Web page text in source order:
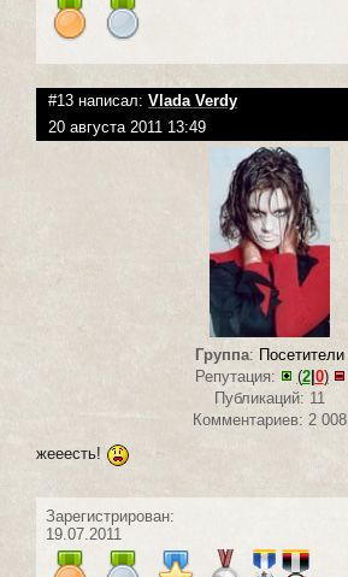
#13 написал: Vlada Verdy
20 августа 2011 13:49
Группа: Посетители
Репутация:
(2|0)
Публикаций: 11
Комментариев: 2 008
жееесть!
Зарегистрирован:
19.07.2011